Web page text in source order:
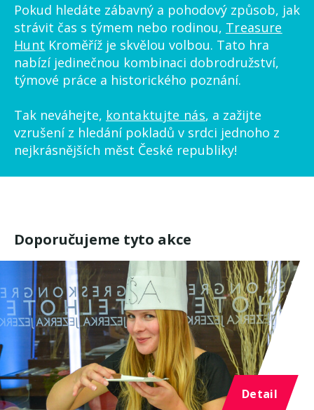
Pokud hledáte zábavný a pohodový způsob, jak
strávit čas s týmem nebo rodinou, Treasure
Hunt Kroměříž je skvělou volbou. Tato hra
nabízí jedinečnou kombinaci dobrodružství,
týmové práce a historického poznání.
Tak neváhejte, kontaktujte nás, a zažijte
vzrušení z hledání pokladů v srdci jednoho z
nejkrásnějších měst České republiky!
Doporučujeme tyto akce
Detail